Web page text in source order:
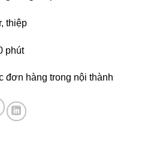
thiệp
phút
đơn hàng trong nội thành